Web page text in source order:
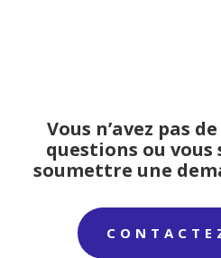
Vous n’avez pas
questions ou
soumettre une